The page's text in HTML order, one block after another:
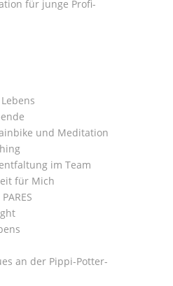
für junge Profi-
und Meditation
im Team
für Mich
an der Pippi-Potter-